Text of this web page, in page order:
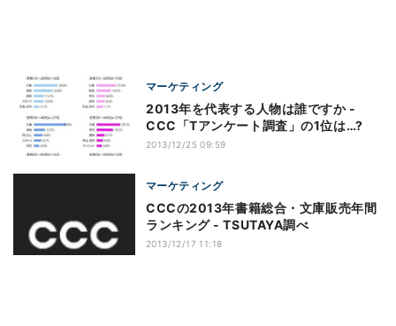
マーケティング
2013年を代表する人物は誰ですか -
CCC「Tアンケート調査」の1位は…?
2013/12/25 09:59
マーケティング
CCCの2013年書籍総合・文庫販売年間
ランキング - TSUTAYA調べ
2013/12/17 11:18